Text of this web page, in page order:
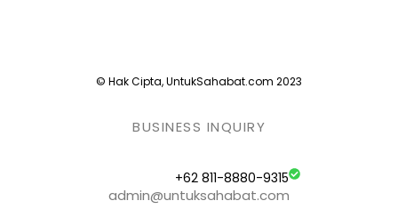
© Hak Cipta, UntukSahabat.com 2023
BUSINESS INQUIRY
+62 811-8880-9315
admin@untuksahabat.com